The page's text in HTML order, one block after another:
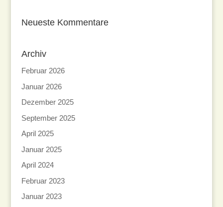
Neueste Kommentare
Archiv
Februar 2026
Januar 2026
Dezember 2025
September 2025
April 2025
Januar 2025
April 2024
Februar 2023
Januar 2023